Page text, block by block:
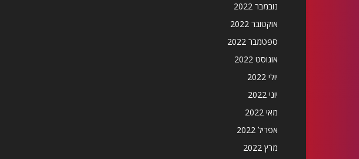
נובמבר 2022
אוקטובר 2022
ספטמבר 2022
אוגוסט 2022
יולי 2022
יוני 2022
מאי 2022
אפריל 2022
מרץ 2022